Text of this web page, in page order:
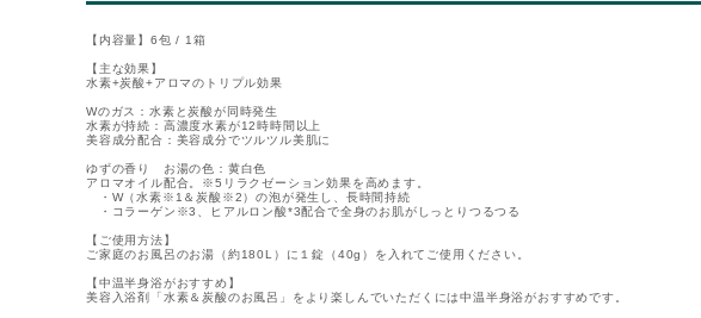
【内容量】6包 / 1箱
【主な効果】
水素+炭酸+アロマのトリプル効果
Wのガス：水素と炭酸が同時発生
水素が持続：高濃度水素が12時時間以上
美容成分配合：美容成分でツルツル美肌に
ゆずの香り お湯の色：黄白色
アロマオイル配合。※5リラクゼーション効果を高めます。
・W（水素※1＆炭酸※2）の泡が発生し、長時間持続
・コラーゲン※3、ヒアルロン酸*3配合で全身のお肌がしっとりつるつる
【ご使用方法】
ご家庭のお風呂のお湯（約180L）に１錠（40g）を入れてご使用ください。
【中温半身浴がおすすめ】
美容入浴剤「水素＆炭酸のお風呂」をより楽しんでいただくには中温半身浴がおすすめです。